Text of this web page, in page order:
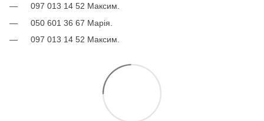
097 013 14 52 Максим.
050 601 36 67 Марія.
097 013 14 52 Максим.